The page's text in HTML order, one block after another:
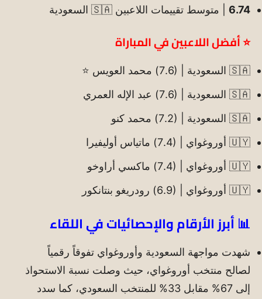
6.74 | متوسط تقييمات اللاعبين 🇸🇦 السعودية
⭐ أفضل اللاعبين في المباراة
🇸🇦 السعودية | (7.6) محمد العويس ⭐
🇸🇦 السعودية | (7.6) عبد الإله العمري
🇸🇦 السعودية | (7.2) محمد كنو
🇺🇾 أوروغواي | (7.4) ماتياس أوليفيرا
🇺🇾 أوروغواي | (7.4) ماكسي أراوخو
🇺🇾 أوروغواي | (6.9) رودريغو بنتانكور
📊 أبرز الأرقام والإحصائيات في اللقاء
شهدت مواجهة السعودية وأوروغواي تفوقاً رقمياً
لصالح منتخب أوروغواي، حيث وصلت نسبة الاستحواذ
إلى 67% مقابل 33% للمنتخب السعودي، كما سدد